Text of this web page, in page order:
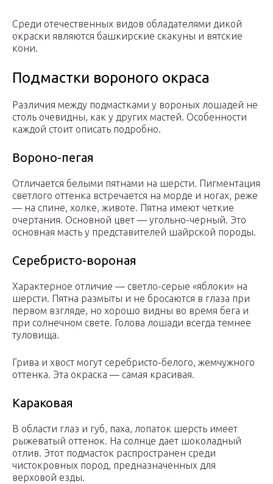
Среди отечественных видов обладателями дикой
окраски являются башкирские скакуны и вятские
кони.
Подмастки вороного окраса
Различия между подмастками у вороных лошадей не
столь очевидны, как у других мастей. Особенности
каждой стоит описать подробно.
Вороно-пегая
Отличается белыми пятнами на шерсти. Пигментация
светлого оттенка встречается на морде и ногах, реже
— на спине, холке, животе. Пятна имеют четкие
очертания. Основной цвет — угольно-черный. Это
основная масть у представителей шайрской породы.
Серебристо-вороная
Характерное отличие — светло-серые «яблоки» на
шерсти. Пятна размыты и не бросаются в глаза при
первом взгляде, но хорошо видны во время бега и
при солнечном свете. Голова лошади всегда темнее
туловища.
Грива и хвост могут серебристо-белого, жемчужного
оттенка. Эта окраска — самая красивая.
Караковая
В области глаз и губ, паха, лопаток шерсть имеет
рыжеватый оттенок. На солнце дает шоколадный
отлив. Этот подмасток распространен среди
чистокровных пород, предназначенных для
верховой езды.